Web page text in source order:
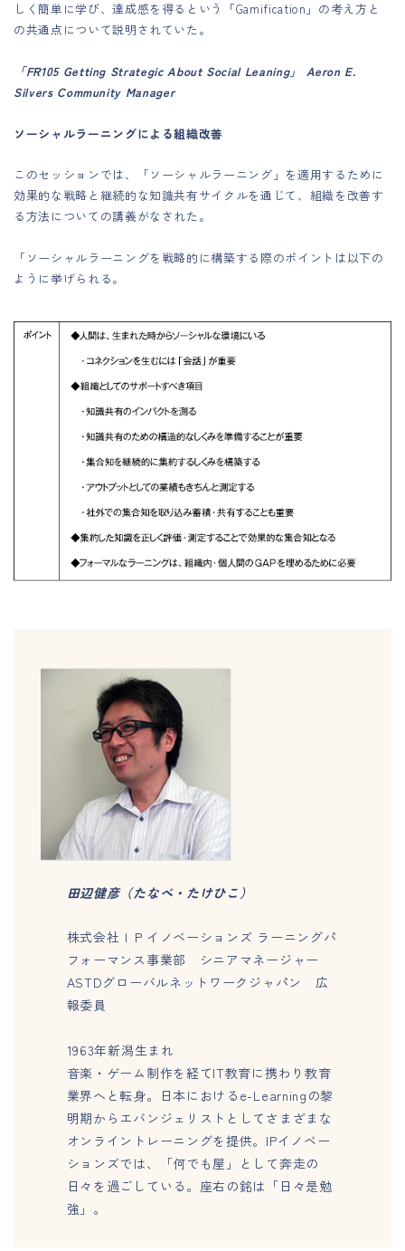
しく簡単に学び、達成感を得るという「Gamification」の考え方と
の共通点について説明されていた。
「FR105 Getting Strategic About Social Leaning」 Aeron E.
Silvers Community Manager
ソーシャルラーニングによる組織改善
このセッションでは、「ソーシャルラーニング」を適用するために
効果的な戦略と継続的な知識共有サイクルを通じて、組織を改善す
る方法についての講義がなされた。
「ソーシャルラーニングを戦略的に構築する際のポイントは以下の
ように挙げられる。
田辺健彦（たなべ・たけひこ）
株式会社ＩＰイノベーションズ ラーニングパ
フォーマンス事業部 シニアマネージャー
ASTDグローバルネットワークジャパン 広
報委員
1963年新潟生まれ
音楽・ゲーム制作を経てIT教育に携わり教育
業界へと転身。日本におけるe-Learningの黎
明期からエバンジェリストとしてさまざまな
オンライントレーニングを提供。IPイノベー
ションズでは、「何でも屋」として奔走の
日々を過ごしている。座右の銘は「日々是勉
強」。